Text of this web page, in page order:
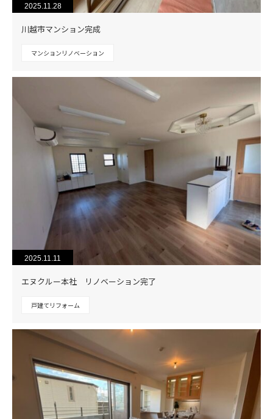
2025.11.28
川越市マンション完成
マンションリノベーション
2025.11.11
エヌクルー本社 リノベーション完了
戸建てリフォーム